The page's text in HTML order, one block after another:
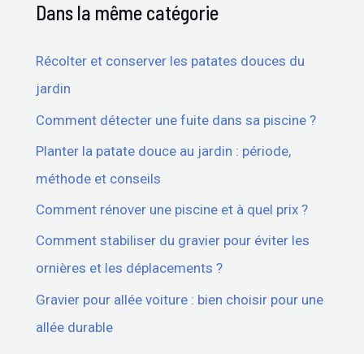
Dans la même catégorie
Récolter et conserver les patates douces du
jardin
Comment détecter une fuite dans sa piscine ?
Planter la patate douce au jardin : période,
méthode et conseils
Comment rénover une piscine et à quel prix ?
Comment stabiliser du gravier pour éviter les
ornières et les déplacements ?
Gravier pour allée voiture : bien choisir pour une
allée durable